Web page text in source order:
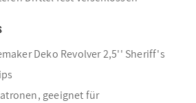
Deko Revolver 2,5'' Sheriff's
geeignet für